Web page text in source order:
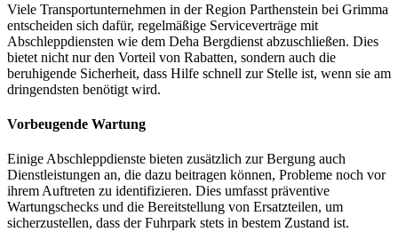
Viele Transportunternehmen in der Region Parthenstein bei Grimma
entscheiden sich dafür, regelmäßige Serviceverträge mit
Abschleppdiensten wie dem Deha Bergdienst abzuschließen. Dies
bietet nicht nur den Vorteil von Rabatten, sondern auch die
beruhigende Sicherheit, dass Hilfe schnell zur Stelle ist, wenn sie am
dringendsten benötigt wird.
Vorbeugende Wartung
Einige Abschleppdienste bieten zusätzlich zur Bergung auch
Dienstleistungen an, die dazu beitragen können, Probleme noch vor
ihrem Auftreten zu identifizieren. Dies umfasst präventive
Wartungschecks und die Bereitstellung von Ersatzteilen, um
sicherzustellen, dass der Fuhrpark stets in bestem Zustand ist.